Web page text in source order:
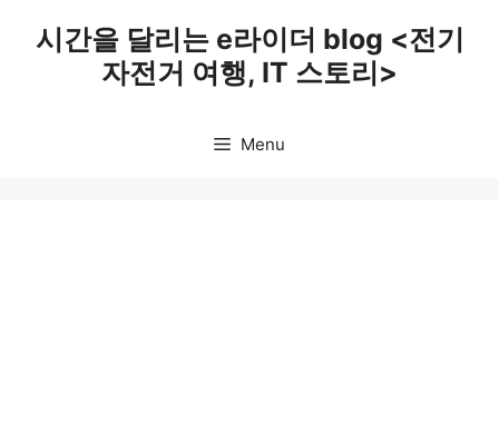
시간을 달리는 e라이더 blog <전기
자전거 여행, IT 스토리>
Menu